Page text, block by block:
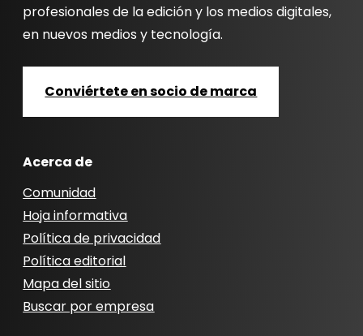
profesionales de la edición y los medios digitales,
en nuevos medios y tecnología.
Conviértete en socio de marca
Acerca de
Comunidad
Hoja informativa
Política de privacidad
Política editorial
Mapa del sitio
Buscar por empresa